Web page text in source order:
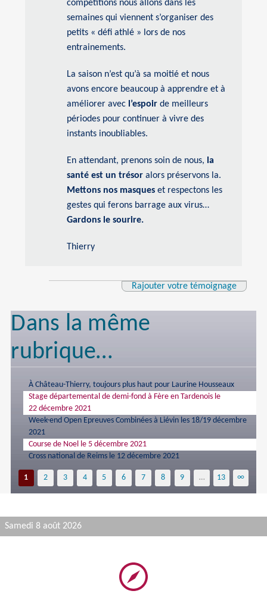
compétitions nous allons dans les
semaines qui viennent s’organiser des
petits « défi athlé » lors de nos
entrainements.
La saison n’est qu’à sa moitié et nous
avons encore beaucoup à apprendre et à
améliorer avec l’espoir de meilleurs
périodes pour continuer à vivre des
instants inoubliables.
En attendant, prenons soin de nous, la
santé est un trésor alors préservons la.
Mettons nos masques et respectons les
gestes qui ferons barrage aux virus…
Gardons le sourire.
Thierry
Rajouter votre témoignage
Dans la même
rubrique…
À Château-Thierry, toujours plus haut pour Laurine Housseaux
Stage départemental de demi-fond à Fère en Tardenois le
22 décembre 2021
Week-end Open Epreuves Combinées à Liévin les 18/19 décembre
2021
Course de Noel le 5 décembre 2021
Cross national de Reims le 12 décembre 2021
1 2 3 4 5 6 7 8 9 … 13 ∞
Samedi 8 août 2026